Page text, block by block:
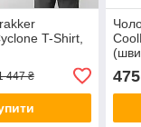
T-Shirt,
447 ₴ 475